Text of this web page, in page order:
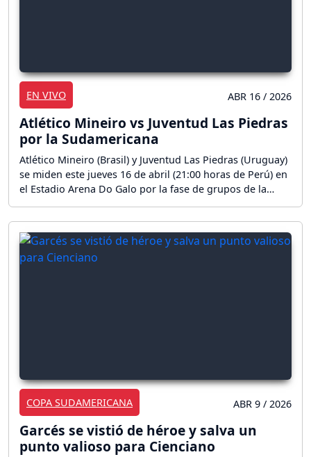
EN VIVO ABR 16 / 2026
Atlético Mineiro vs Juventud Las Piedras
por la Sudamericana
Atlético Mineiro (Brasil) y Juventud Las Piedras (Uruguay)
se miden este jueves 16 de abril (21:00 horas de Perú) en
el Estadio Arena Do Galo por la fase de grupos de la
COPA SUDAMERICANA ABR 9 / 2026
Garcés se vistió de héroe y salva un
punto valioso para Cienciano